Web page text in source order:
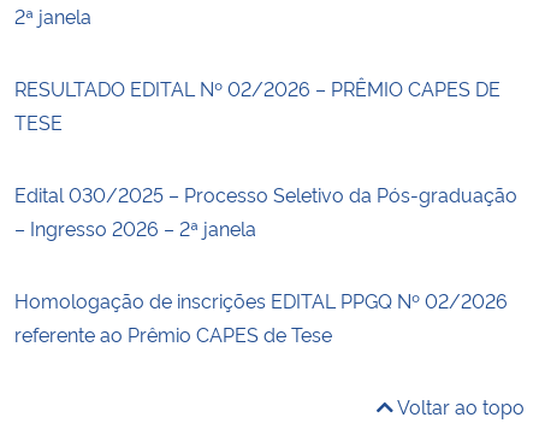
2ª janela
RESULTADO EDITAL Nº 02/2026 – PRÊMIO CAPES DE
TESE
Edital 030/2025 – Processo Seletivo da Pós-graduação
– Ingresso 2026 – 2ª janela
Homologação de inscrições EDITAL PPGQ Nº 02/2026
referente ao Prêmio CAPES de Tese
Voltar ao topo